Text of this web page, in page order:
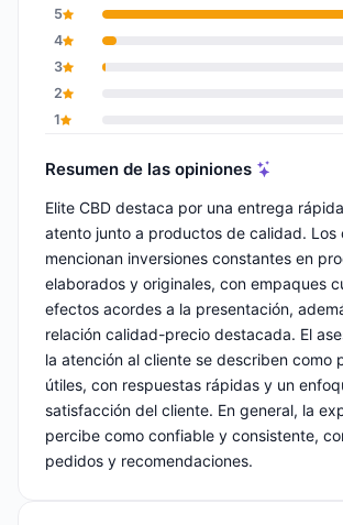
5
4
3
2
1
Resumen de las opiniones
Elite CBD destaca por una entrega
atento junto a productos de calidad. Los
mencionan inversiones constantes en
elaborados y originales, con empaques
efectos acordes a la presentación,
relación calidad-precio destacada. El
la atención al cliente se describen como
útiles, con respuestas rápidas y un
satisfacción del cliente. En general, la
percibe como confiable y consistente,
pedidos y recomendaciones.